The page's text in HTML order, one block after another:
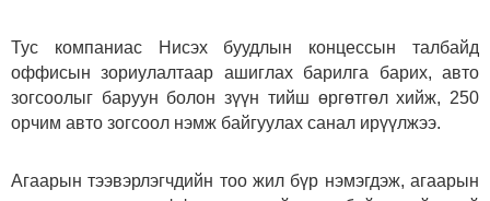
Тус компаниас Нисэх буудлын концессын талбайд
оффисын зориулалтаар ашиглах барилга барих, авто
зогсоолыг баруун болон зүүн тийш өргөтгөл хийж, 250
орчим авто зогсоол нэмж байгуулах санал ирүүлжээ.
Агаарын тээвэрлэгчдийн тоо жил бүр нэмэгдэж, агаарын